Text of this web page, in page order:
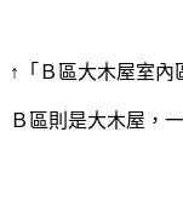
↑「Ｂ區大木屋室內
Ｂ區則是大木屋，